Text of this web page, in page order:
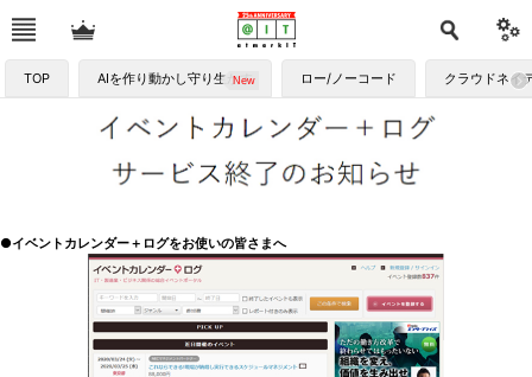
TOP AIを作り動かし守り生かす ロー/ノーコード クラウドネイ
●イベントカレンダー＋ログをお使いの皆さまへ